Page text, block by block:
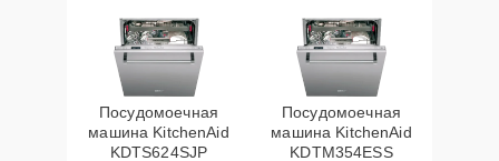
Посудомоечная
машина KitchenAid
KDTS624SJP
Посудомоечная
машина KitchenAid
KDTM354ESS